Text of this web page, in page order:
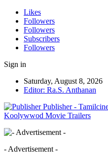
Likes
Followers
Followers
Subscribers
Followers
Sign in
Saturday, August 8, 2026
Editor: Ra.S. Anthanan
Publisher -
Koolywwod Movie Trailers
- Advertisement -